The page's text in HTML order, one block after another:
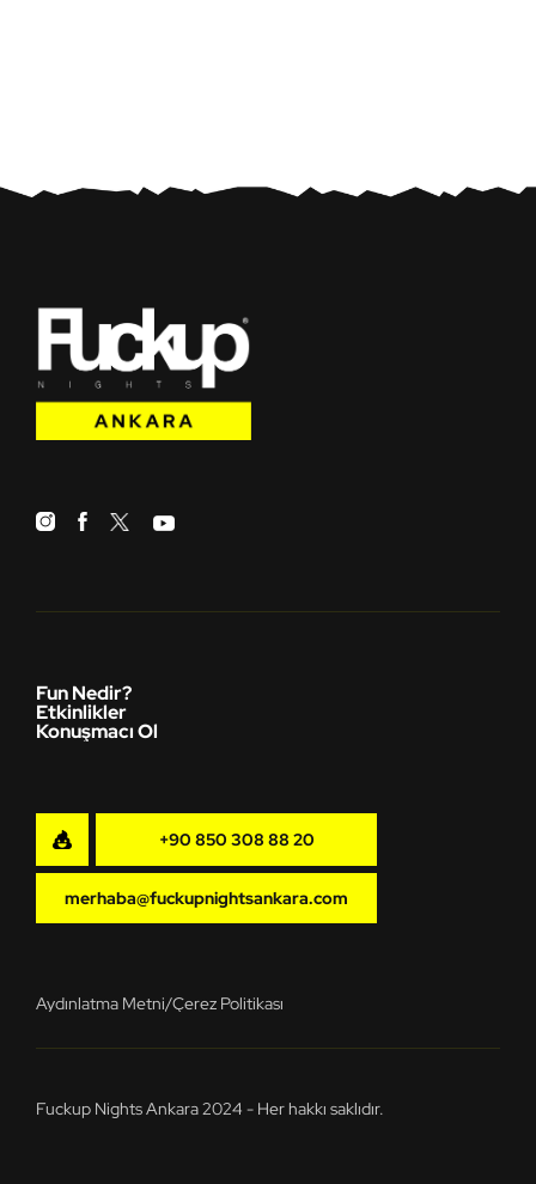
Fuckup Nights Ankara 2024 - Her hakkı saklıdır.
Fun Nedir?
Etkinlikler
Konuşmacı Ol
Aydınlatma Metni/Çerez Politikası
+90 850 308 88 20
merhaba@fuckupnightsankara.com